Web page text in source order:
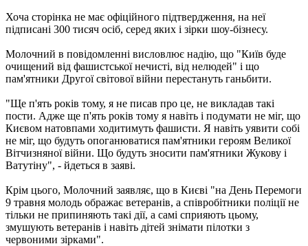
Хоча сторінка не має офіційного підтвердження, на неї
підписані 300 тисяч осіб, серед яких і зірки шоу-бізнесу.
Молочний в повідомленні висловлює надію, що "Київ буде
очищений від фашистської нечисті, від нелюдей" і що
пам'ятники Другої світової війни перестануть ганьбити.
"Ще п'ять років тому, я не писав про це, не викладав такі
пости. Адже ще п'ять років тому я навіть і подумати не міг, що
Києвом натовпами ходитимуть фашисти. Я навіть уявити собі
не міг, що будуть опоганюватися пам'ятники героям Великої
Вітчизняної війни. Що будуть зносити пам'ятники Жукову і
Ватутіну", - йдеться в заяві.
Крім цього, Молочний заявляє, що в Києві "на День Перемоги
9 травня молодь ображає ветеранів, а співробітники поліції не
тільки не припиняють такі дії, а самі сприяють цьому,
змушують ветеранів і навіть дітей знімати пілотки з
червоними зірками".